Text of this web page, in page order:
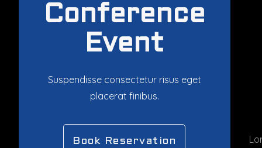
Conference
Event
Suspendisse consectetur risus eget
placerat finibus.
Book Reservation